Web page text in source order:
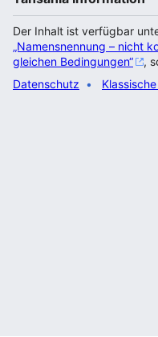
Der Inhalt ist verfügbar
„Namensnennung – nicht
gleichen Bedingungen“
,
Datenschutz